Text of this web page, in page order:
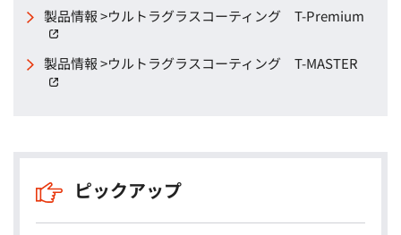
製品情報 >ウルトラグラスコーティング T-Premium
製品情報 >ウルトラグラスコーティング T-MASTER
ピックアップ